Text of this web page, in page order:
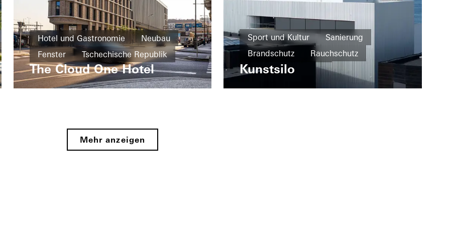
Hotel und Gastronomie
Neubau
Fenster
Tschechische Republik
The Cloud One Hotel
Sport und Kultur
Sanierung
Brandschutz
Rauchschutz
Design und Ästhetik
Kunstsilo
Mehr anzeigen